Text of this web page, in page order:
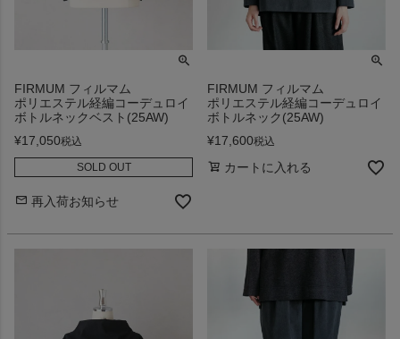
FIRMUM フィルマム
ポリエステル経編コーデュロイ
ボトルネックベスト(25AW)
¥17,050税込
SOLD OUT
再入荷お知らせ
FIRMUM フィルマム
ポリエステル経編コーデュロイ
ボトルネック(25AW)
¥17,600税込
カートに入れる